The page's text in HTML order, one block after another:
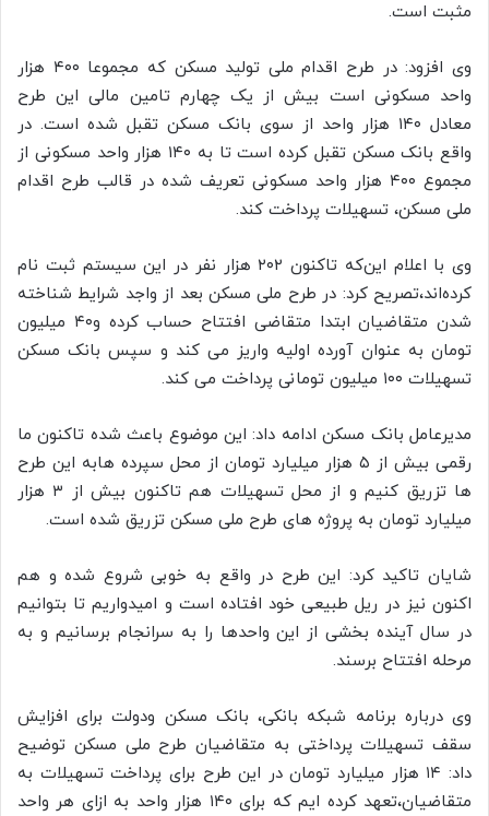
مثبت است.
وی افزود: در طرح اقدام ملی تولید مسکن که مجموعا ۴۰۰ هزار
واحد مسکونی است بیش از یک چهارم تامین مالی این طرح
معادل ۱۴۰ هزار واحد از سوی بانک مسکن تقبل شده است. در
واقع بانک مسکن تقبل کرده است تا به ۱۴۰ هزار واحد مسکونی از
مجموع ۴۰۰ هزار واحد مسکونی تعریف شده در قالب طرح اقدام
ملی مسکن، تسهیلات پرداخت کند.
وی با اعلام این‌که تاکنون ۲۰۲ هزار نفر در این سیستم ثبت نام
کرده‌اند،‌تصریح کرد: در طرح ملی مسکن بعد از واجد شرایط شناخته
شدن متقاضیان ابتدا متقاضی افتتاح حساب کرده و۴۰ میلیون
تومان به عنوان آورده اولیه واریز می کند و سپس بانک مسکن
تسهیلات ۱۰۰ میلیون تومانی پرداخت می کند.
مدیرعامل بانک مسکن ادامه داد: این موضوع باعث شده تاکنون ما
رقمی بیش از ۵ هزار میلیارد تومان از محل سپرده هابه این طرح
ها تزریق کنیم و از محل تسهیلات هم تاکنون بیش از ۳ هزار
میلیارد تومان به پروژه های طرح ملی مسکن تزریق شده است.
شایان تاکید کرد: این طرح در واقع به خوبی شروع شده و هم
اکنون نیز در ریل طبیعی خود افتاده است و امیدواریم تا بتوانیم
در سال آینده بخشی از این واحدها را به سرانجام برسانیم و به
مرحله افتتاح برسند.
وی درباره برنامه شبکه بانکی، بانک مسکن ودولت برای افزایش
سقف تسهیلات پرداختی به متقاضیان طرح ملی مسکن توضیح
داد: ۱۴ هزار میلیارد تومان در این طرح برای پرداخت تسهیلات به
متقاضیان،تعهد کرده ایم که برای ۱۴۰ هزار واحد به ازای هر واحد